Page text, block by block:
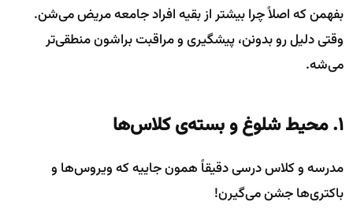
بفهمن که اصلاً چرا بیشتر از بقیه افراد جامعه مریض می‌شن.
وقتی دلیل رو بدونن، پیشگیری و مراقبت براشون منطقی‌تر
می‌شه.
۱. محیط شلوغ و بسته‌ی کلاس‌ها
مدرسه و کلاس درسی دقیقاً همون جاییه که ویروس‌ها و
باکتری‌ها جشن می‌گیرن!